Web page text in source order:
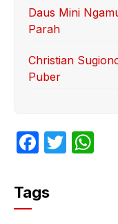
Daus Mini
Parah
Christian
Puber
F
c
e
T
Tags